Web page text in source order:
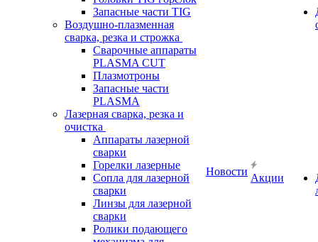
Запасные части TIG
Воздушно-плазменная
сварка, резка и строжка
Сварочные аппараты
PLASMA CUT
Плазмотроны
Запасные части
PLASMA
Лазерная сварка, резка и
очистка
Аппараты лазерной
сварки
Горелки лазерные
Сопла для лазерной
сварки
Линзы для лазерной
сварки
Ролики подающего
Новости
Акции